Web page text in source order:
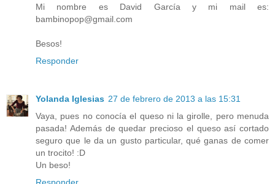
Mi nombre es David García y mi mail es:
bambinopop@gmail.com
Besos!
Responder
Yolanda Iglesias 27 de febrero de 2013 a las 15:31
Vaya, pues no conocía el queso ni la girolle, pero menuda
pasada! Además de quedar precioso el queso así cortado
seguro que le da un gusto particular, qué ganas de comer
un trocito! :D
Un beso!